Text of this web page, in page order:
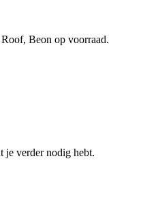
Beon op voorraad.
je verder nodig hebt.